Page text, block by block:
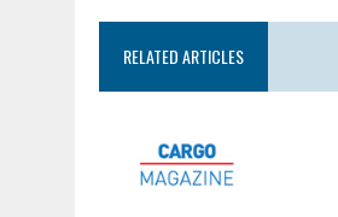
RELATED ARTICLES